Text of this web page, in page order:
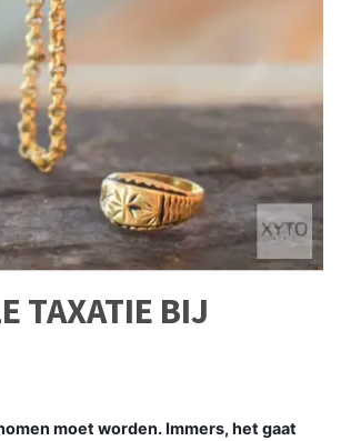
TAXATIE BIJ
moet worden. Immers, het gaat